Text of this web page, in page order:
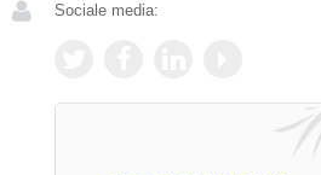
Sociale media: